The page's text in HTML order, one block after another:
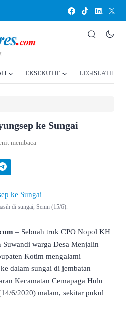
EKSEKUTIF LEGISLATIF
ke Sungai
membaca
di sungai, Senin (15/6).
– Sebuah truk CPO Nopol KH
warga Desa Menjalin
Kotim mengalami
dalam sungai di jembatan
Kecamatan Cemapaga Hulu
6/2020) malam, sekitar pukul